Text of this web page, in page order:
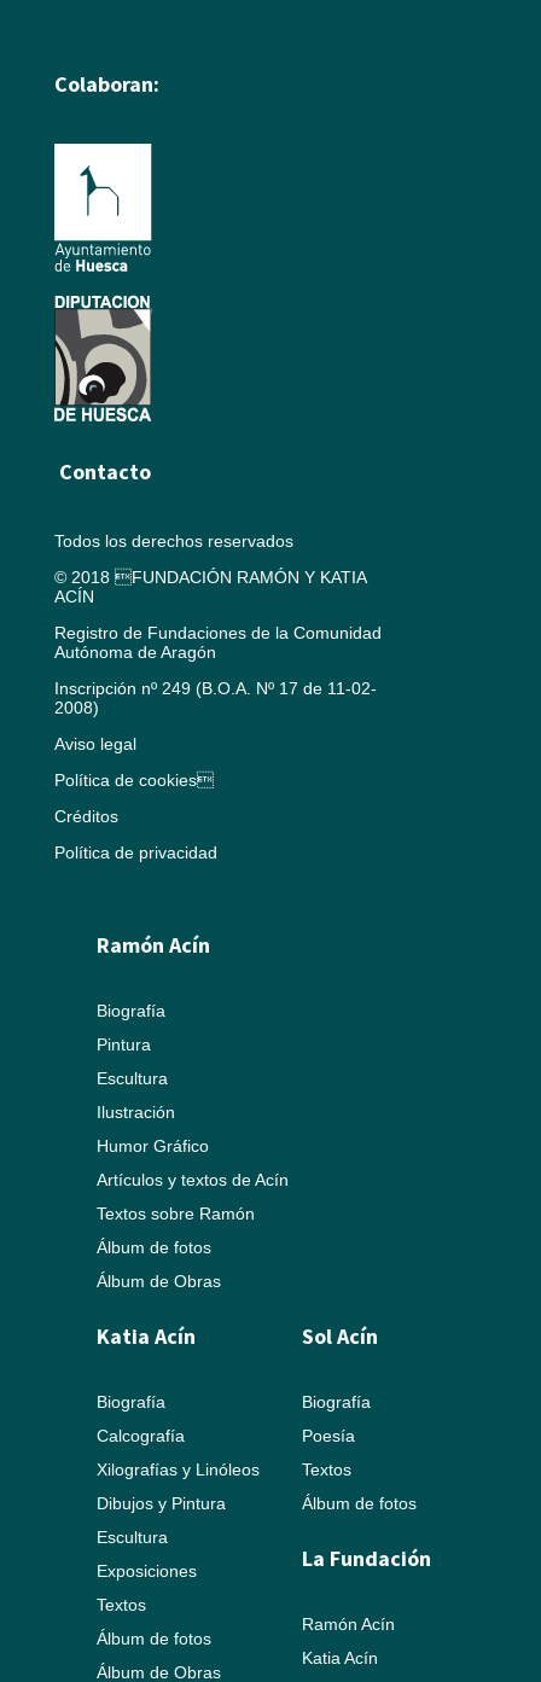
Colaboran:
Contacto
Todos los derechos reservados
© 2018 FUNDACIÓN RAMÓN Y KATIA
ACÍN
Registro de Fundaciones de la Comunidad
Autónoma de Aragón
Inscripción nº 249 (B.O.A. Nº 17 de 11-02-
2008)
Aviso legal
Política de cookies
Créditos
Política de privacidad
Ramón Acín
Biografía
Pintura
Escultura
Ilustración
Humor Gráfico
Artículos y textos de Acín
Textos sobre Ramón
Álbum de fotos
Álbum de Obras
Katia Acín
Biografía
Calcografía
Xilografías y Linóleos
Dibujos y Pintura
Escultura
Exposiciones
Textos
Álbum de fotos
Álbum de Obras
Sol Acín
Biografía
Poesía
Textos
Álbum de fotos
La Fundación
Ramón Acín
Katia Acín